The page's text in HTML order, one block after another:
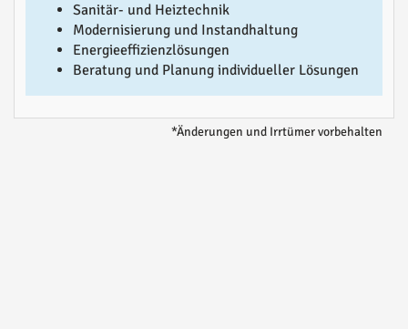
Sanitär- und Heiztechnik
Modernisierung und Instandhaltung
Energieeffizienzlösungen
Beratung und Planung individueller Lösungen
*Änderungen und Irrtümer vorbehalten